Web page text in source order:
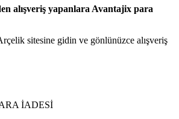
alışveriş yapanlara Avantajix para
sitesine gidin ve gönlünüzce alışveriş
İADESİ